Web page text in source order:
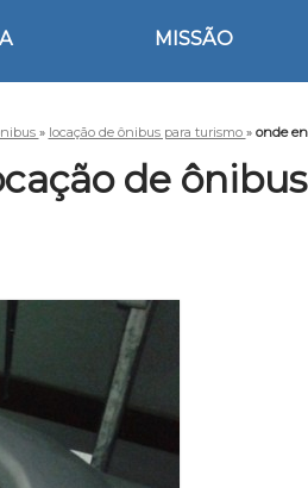
MISSÃO
» locação de ônibus para turismo » onde
de